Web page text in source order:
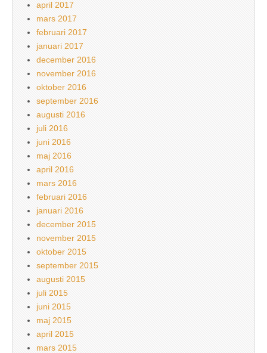
april 2017
mars 2017
februari 2017
januari 2017
december 2016
november 2016
oktober 2016
september 2016
augusti 2016
juli 2016
juni 2016
maj 2016
april 2016
mars 2016
februari 2016
januari 2016
december 2015
november 2015
oktober 2015
september 2015
augusti 2015
juli 2015
juni 2015
maj 2015
april 2015
mars 2015